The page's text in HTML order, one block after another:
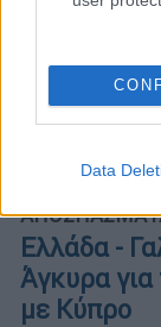
Data
Κεντρικό
Ελλάδα -
Άγκυρα για
με Κύπρο